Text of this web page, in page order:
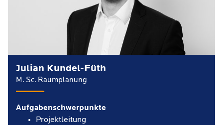
Julian Kundel-Füth
M. Sc. Raumplanung
Aufgabenschwerpunkte
Projektleitung